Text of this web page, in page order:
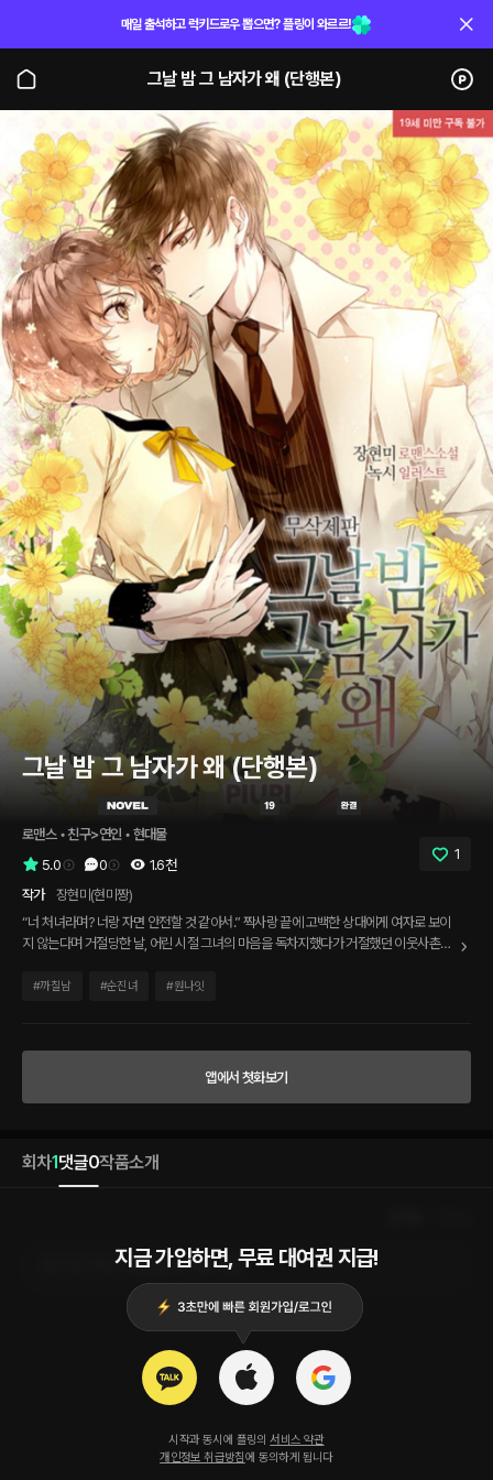
매일 출석하고 럭키드로우 뽑으면? 플링이 와르르!
그날 밤 그 남자가 왜 (단행본)
그날 밤 그 남자가 왜 (단행본)
로맨스 • 친구>연인 • 현대물
5.0
0 1.6천
1
작가
장현미(현미짱)
“너 처녀라며? 너랑 자면 안전할 것 같아서.” 짝사랑 끝에 고백한 상대에게 여자로 보이
지 않는다며 거절당한 날, 어린 시절 그녀의 마음을 독차지했다가 거절했던 이웃사촌이
시인과 그따위 짓을 할 수 있을 리가…. “키스해 보면 알겠지. 나와 친구 사이로만 지낼
때?” “뭐?” “지금 한 번 더 해 보고, 그래도 좋으면.” “사, 사귀자고? 설마, 연애하자는 거
야?” “그래. 연애하다가 서로 좋으면 결혼까지 가는 거고.” “헉! 겨, 결혼?” “그래, 결혼.”
#까칠남 #순진녀 #원나잇
앱에서 첫화보기
회차1 댓글0작품소개
지금 가입하면, 무료 대여권 지급!
시작과 동시에 플링의 서비스 약관
개인정보 취급방침에 동의하게 됩니다
로그인 하고 댓글을 남겨보세요